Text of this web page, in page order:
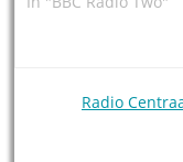
die custom…
Radio